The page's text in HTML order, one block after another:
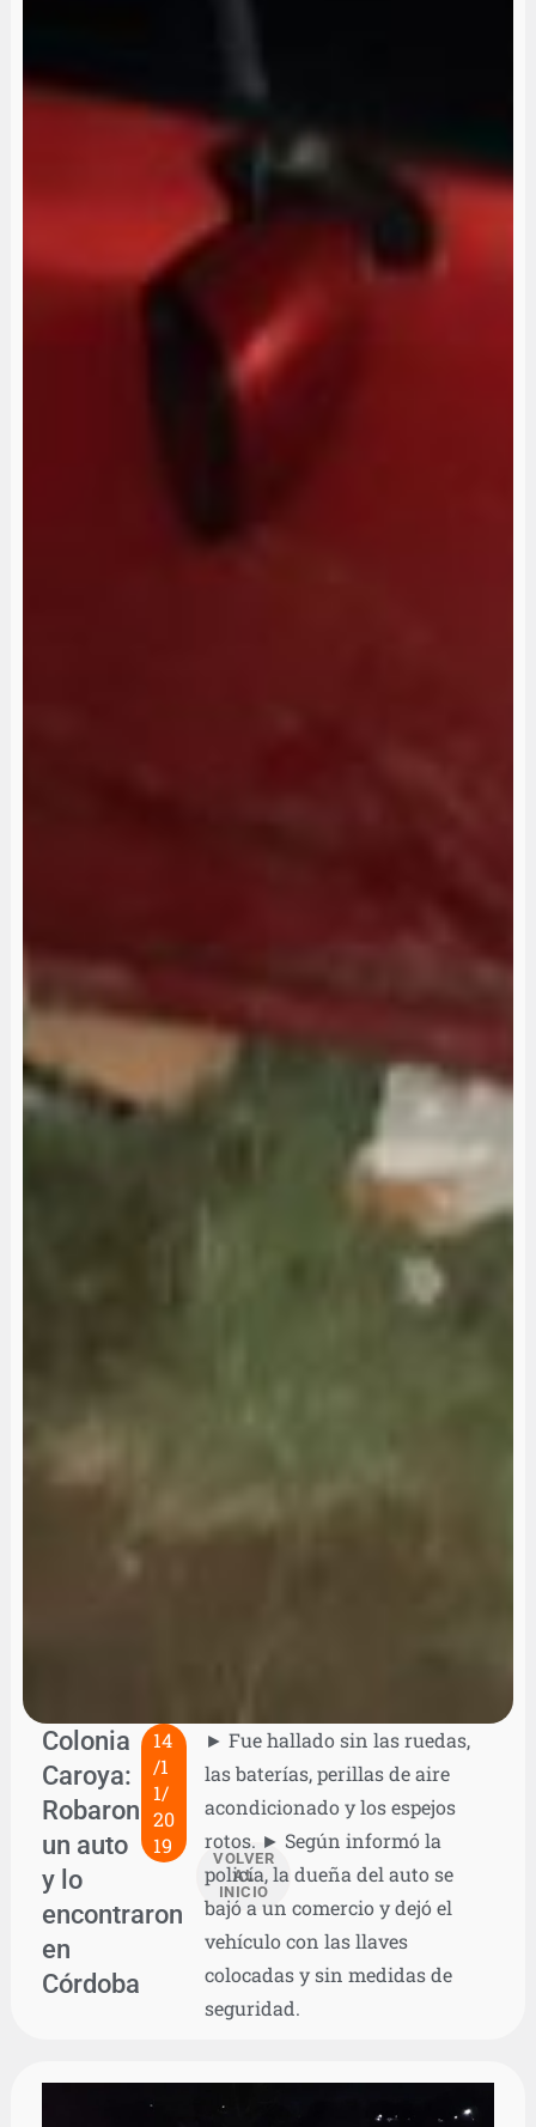
Colonia
Caroya:
Robaron
un auto
y lo
encontraron
en
Córdoba
14
/1
1/
20
19
VOLVER
AL
INICIO
► Fue hallado sin las ruedas,
las baterías, perillas de aire
acondicionado y los espejos
rotos. ► Según informó la
policía, la dueña del auto se
bajó a un comercio y dejó el
vehículo con las llaves
colocadas y sin medidas de
seguridad.